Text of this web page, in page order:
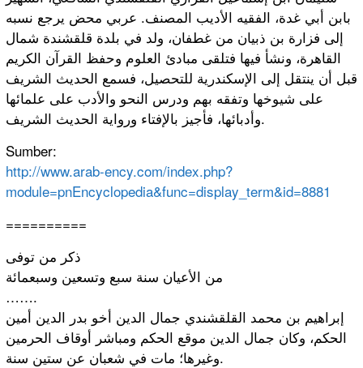
بابن أبي غدة، الفقيه الأديب المصنف. عربي محض يرجع نسبه
إلى فزارة بن ذبيان من غطفان، ولد في بلدة قلقشندة شمال
القاهرة، ونشأ فيها فتلقى مبادئ العلوم وحفظ القرآن الكريم
قبل أن ينتقل إلى الإسكندرية للتحصيل، فسمع الحديث الشريف
على شيوخها وتفقه بهم ودرس النحو والأدب على علمائها
وأدبائها، فأجيز بالإفتاء ورواية الحديث الشريف.
Sumber:
http://www.arab-ency.com/index.php?
module=pnEncyclopedia&func=display_term&id=8881
==========
ذكر من توفى
من الأعيان سنة سبع وتسعين وسبعمائة
…….
إبراهيم بن محمد القلقشندي جمال الدين أخو بدر الدين أمين
الحكم، وكان جمال الدين موقع الحكم ومباشر أوقاف الحرمين
وغيرها؛ مات في شعبان عن ستين سنة.